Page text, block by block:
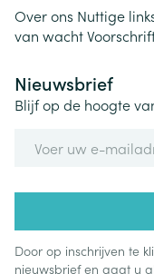
Over ons Nuttige
van wacht
Nieuwsbrief
Blijf op de hoogte
Door op inschrijven te
nieuwsbrief en gaat u